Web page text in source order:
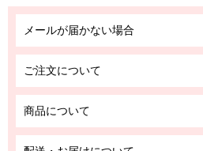
メールが届かない場合
ご注文について
商品について